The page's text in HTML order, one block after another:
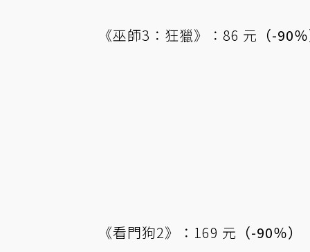
《巫師3：狂獵》：86 元 （-90
《看門狗2》：169 元 （-90％）